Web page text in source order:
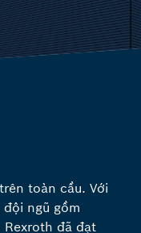
toàn cầu. Với
ngũ gồm
đã đạt